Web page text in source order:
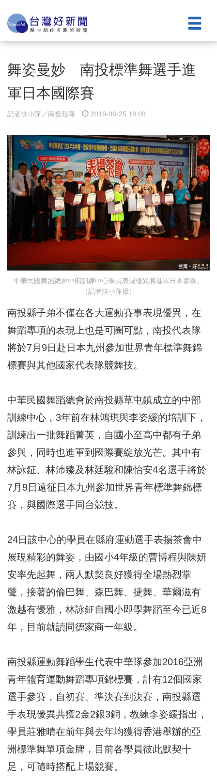
舞姿曼妙 南投標準舞選手進
軍日本國際賽
記者扶小萍／南投報導 2016-06-25 18:09
中華民國舞蹈總會中部訓練中心學員表現優異將進軍日本參賽。
（記者扶小萍攝）
南投縣子弟不僅在各大運動賽事表現優異，在
舞蹈專項的表現上也是可圈可點，南投代表隊
將於7月9日赴日本九州參加世界青年標準舞錦
標賽與其他國家代表隊競舞技。
中華民國舞蹈總會於南投縣草屯鎮成立的中部
訓練中心，3年前在林鴻琪與李姿緩的培訓下，
訓練出一批舞蹈菁英，自國小至高中都有子弟
參與，同時也進軍到國際賽綻放光芒。其中有
林詠鉦、林沛臻及林廷駿和陳怡安4名選手將於
7月9日遠征日本九州參加世界青年標準舞錦標
賽，與國際選手同台競技。
24日該中心的學員在縣府運動選手表揚茶會中
展現精彩的舞姿，由國小4年級的曹博程與陳妍
安率先起舞，兩人默契良好獲得全場熱烈掌
聲，接著的倫巴舞、森巴舞、捷舞、華爾滋有
激越有優雅，林詠鉦自國小即學舞蹈至今已近8
年，目前就讀同德家商一年級。
南投縣運動舞蹈學生代表中華隊參加2016亞洲
青年體育運動舞蹈專項錦標賽，計有12個國家
選手參賽，自初賽、準決賽到決賽，南投縣選
手表現優異共獲2金2銀3銅，教練李姿緩指出，
學員莊雅晴在前年與去年均獲得香港舉辦的亞
洲標準舞單項金牌，目前各學員彼此默契十
足，可隨時搭配上場競賽。